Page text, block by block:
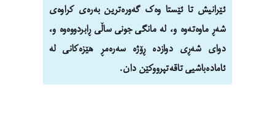
ئێرانیش تا ئێستا وەک گەورەترین بەرەی کراوەی
شەڕ ماوەتەوە و، لە مانگی جونی ساڵی ڕابردووەوە و،
دوای شەڕی دوازدە ڕۆژە سەرەمڕ هێزەکانی لە
ئامادەباشیی تاقەتپرووکێن دان.